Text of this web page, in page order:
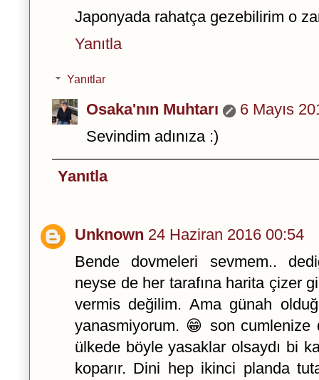
Japonyada rahatça gezebilirim o
Yanıtla
Yanıtlar
Osaka'nın Muhtarı
6 Mayıs
Sevindim adınıza :)
Yanıtla
Unknown 24 Haziran 2016 00:54
Bende dovmeleri sevmem..
neyse de her tarafına harita çizer
vermis değilim. Ama günah
yanasmiyorum. 😁 son cumlenize
ülkede böyle yasaklar olsaydı bi
koparır. Dini hep ikinci planda